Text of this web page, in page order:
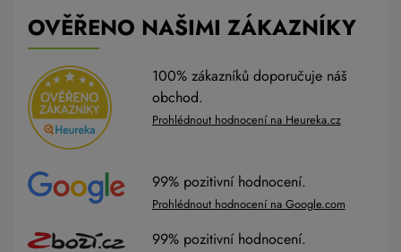
OVĚŘENO NAŠIMI ZÁKAZNÍKY
100% zákazníků doporučuje náš
obchod.
Prohlédnout hodnocení na Heureka.cz
99% pozitivní hodnocení.
Prohlédnout hodnocení na Google.com
99% pozitivní hodnocení.